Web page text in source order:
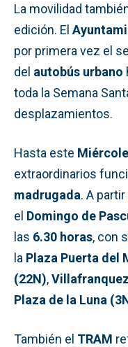
La movilidad
edición. El
por primera vez el
del autobús urbano
toda la Semana
desplazamientos.
Hasta este
extraordinarios
madrugada. A partir
el Domingo de
las 6.30 horas, con
la Plaza Puerta del
(22N),
Plaza de la Luna
También el TRAM